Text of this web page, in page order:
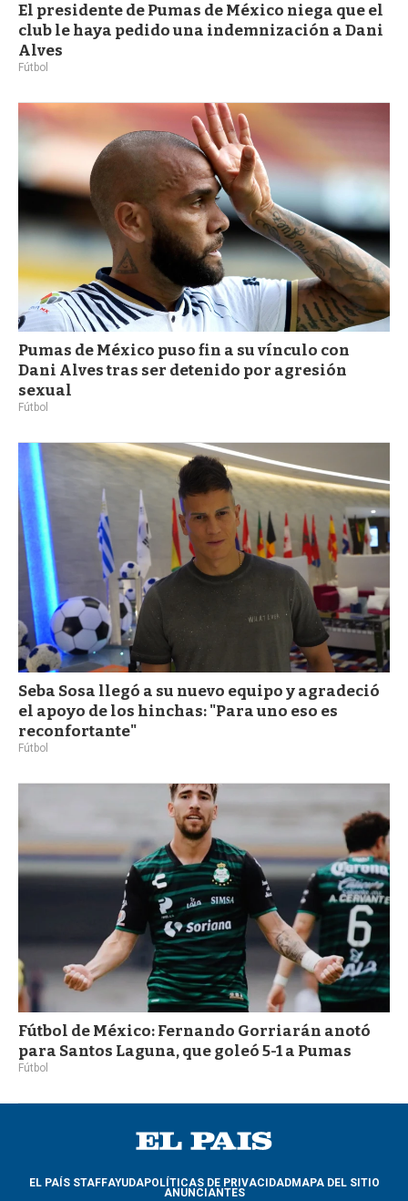
El presidente de Pumas de México niega que el
club le haya pedido una indemnización a Dani
Alves
Fútbol
Pumas de México puso fin a su vínculo con
Dani Alves tras ser detenido por agresión
sexual
Fútbol
Seba Sosa llegó a su nuevo equipo y agradeció
el apoyo de los hinchas: "Para uno eso es
reconfortante"
Fútbol
Fútbol de México: Fernando Gorriarán anotó
para Santos Laguna, que goleó 5-1 a Pumas
Fútbol
EL PAÍS STAFFAYUDAPOLÍTICAS DE PRIVACIDADMAPA DEL SITIO
ANUNCIANTES